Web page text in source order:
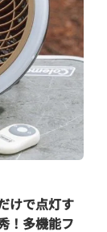
けで点灯す
！多機能フ